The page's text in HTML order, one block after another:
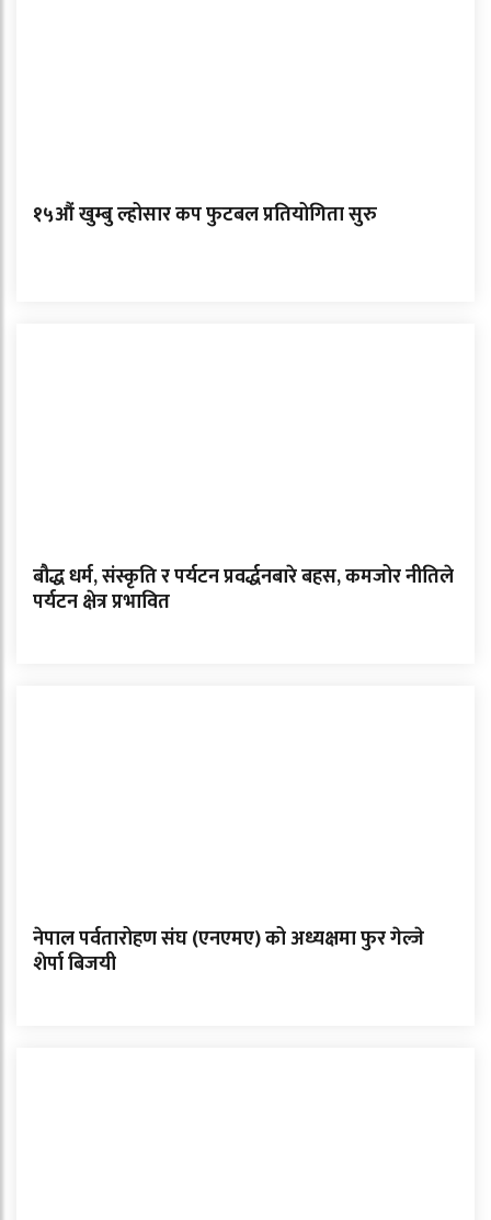
१५औं खुम्बु ल्होसार कप फुटबल प्रतियोगिता सुरु
बौद्ध धर्म, संस्कृति र पर्यटन प्रवर्द्धनबारे बहस, कमजोर नीतिले
पर्यटन क्षेत्र प्रभावित
नेपाल पर्वतारोहण संघ (एनएमए) को अध्यक्षमा फुर गेल्जे
शेर्पा बिजयी